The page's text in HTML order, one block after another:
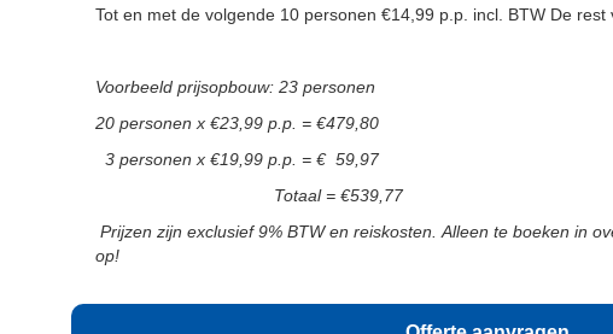
Tot en met de volgende 10 personen €14,99 p.p. incl. BTW De
Voorbeeld prijsopbouw: 23 personen
20 personen x €23,99 p.p. = €479,80
3 personen x €19,99 p.p. = € 59,97
Totaal = €539,77
Prijzen zijn exclusief 9% BTW en reiskosten. Alleen te boeken in
op!